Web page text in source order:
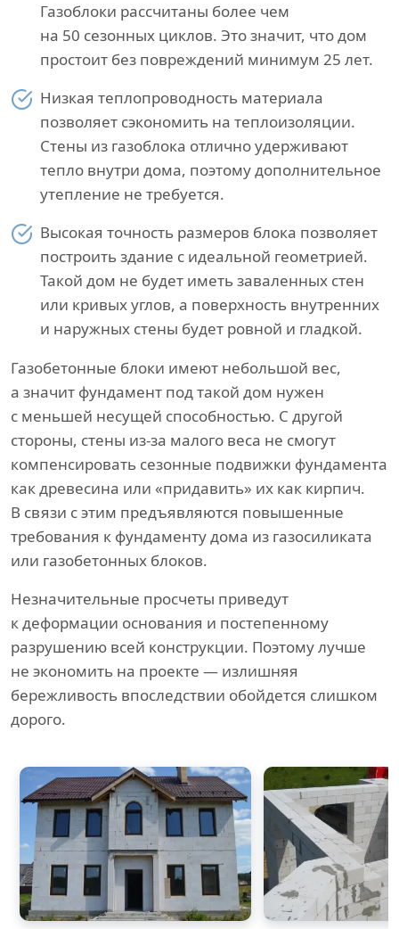
Газоблоки рассчитаны более чем
на 50 сезонных циклов. Это значит, что дом
простоит без повреждений минимум 25 лет.
Низкая теплопроводность материала
позволяет сэкономить на теплоизоляции.
Стены из газоблока отлично удерживают
тепло внутри дома, поэтому дополнительное
утепление не требуется.
Высокая точность размеров блока позволяет
построить здание с идеальной геометрией.
Такой дом не будет иметь заваленных стен
или кривых углов, а поверхность внутренних
и наружных стены будет ровной и гладкой.
Газобетонные блоки имеют небольшой вес,
а значит фундамент под такой дом нужен
с меньшей несущей способностью. С другой
стороны, стены из-за малого веса не смогут
компенсировать сезонные подвижки фундамента
как древесина или «придавить» их как кирпич.
В связи с этим предъявляются повышенные
требования к фундаменту дома из газосиликата
или газобетонных блоков.
Незначительные просчеты приведут
к деформации основания и постепенному
разрушению всей конструкции. Поэтому лучше
не экономить на проекте — излишняя
бережливость впоследствии обойдется слишком
дорого.